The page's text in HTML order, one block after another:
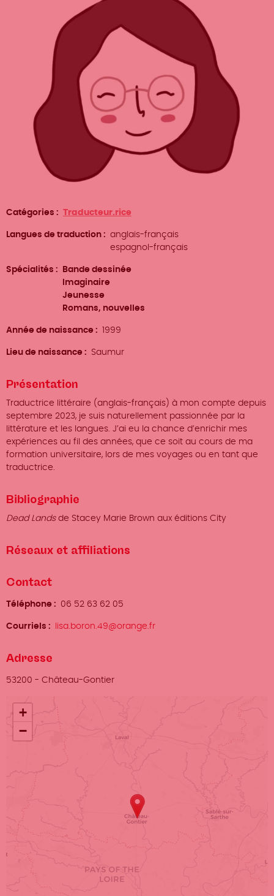
Catégories Traducteur.rice
Langues de traduction
anglais-français
espagnol-français
Spécialités
Bande dessinée
Imaginaire
Jeunesse
Romans, nouvelles
Année de naissance 1999
Lieu de naissance Saumur
Présentation
Traductrice littéraire (anglais-français) à mon compte depuis
septembre 2023, je suis naturellement passionnée par la
littérature et les langues. J’ai eu la chance d’enrichir mes
expériences au fil des années, que ce soit au cours de ma
formation universitaire, lors de mes voyages ou en tant que
traductrice.
Bibliographie
Dead Lands de Stacey Marie Brown aux éditions City
Réseaux et affiliations
Contact
Téléphone 06 52 63 62 05
Courriels lisa.boron.49@orange.fr
Adresse
Ville
53200 - Château-Gontier
Localisation
+
−